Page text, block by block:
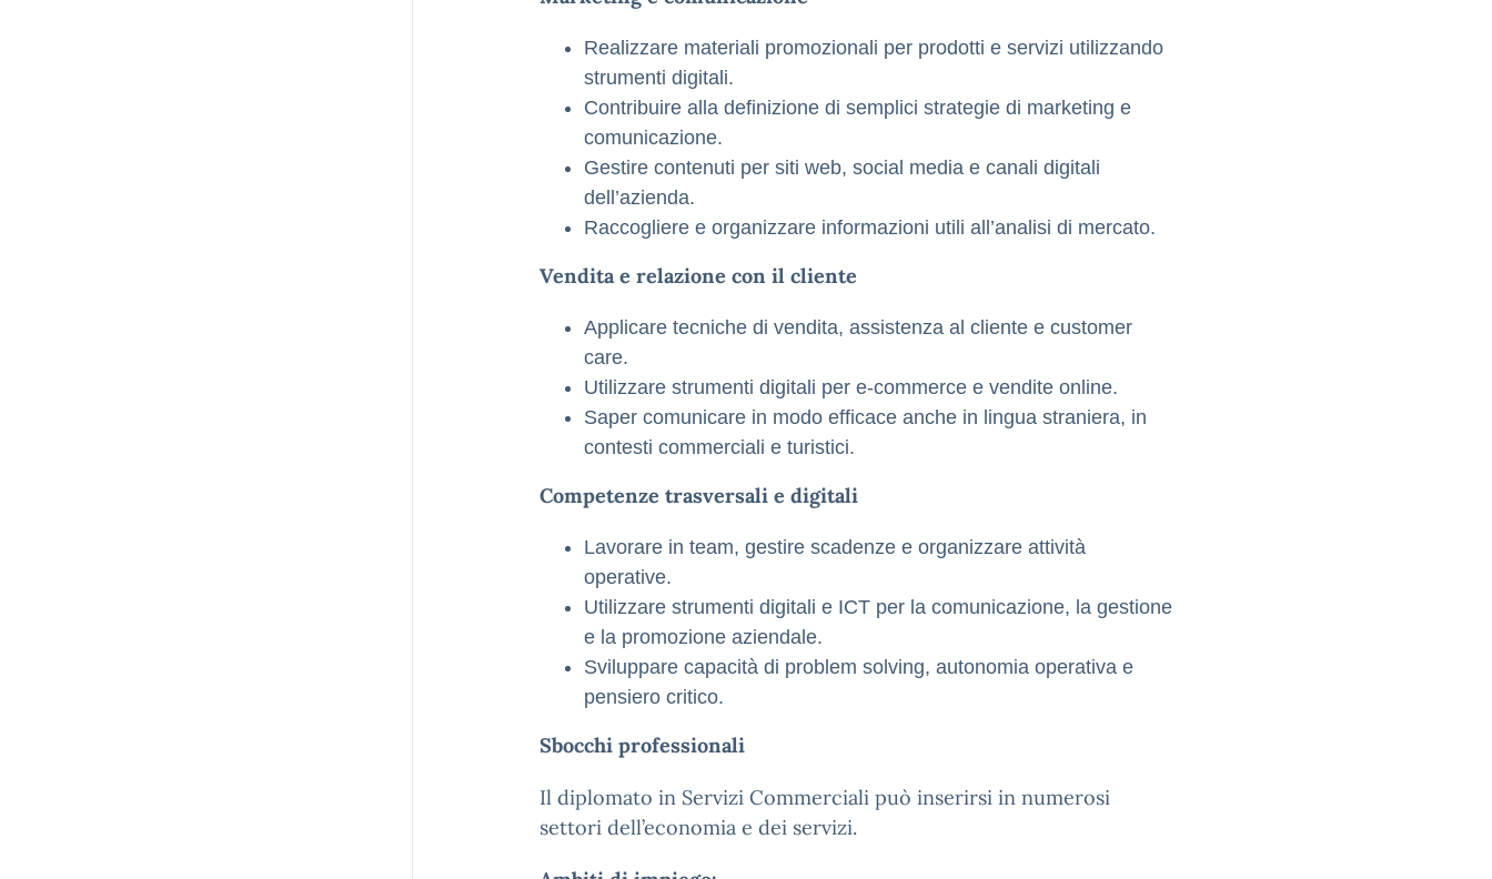
Realizzare materiali promozionali per prodotti e servizi utilizzando
strumenti digitali.
Contribuire alla definizione di semplici strategie di marketing e
comunicazione.
Gestire contenuti per siti web, social media e canali digitali
dell’azienda.
Raccogliere e organizzare informazioni utili all’analisi di mercato.
Vendita e relazione con il cliente
Applicare tecniche di vendita, assistenza al cliente e customer
care.
Utilizzare strumenti digitali per e-commerce e vendite online.
Saper comunicare in modo efficace anche in lingua straniera, in
contesti commerciali e turistici.
Competenze trasversali e digitali
Lavorare in team, gestire scadenze e organizzare attività
operative.
Utilizzare strumenti digitali e ICT per la comunicazione, la gestione
e la promozione aziendale.
Sviluppare capacità di problem solving, autonomia operativa e
pensiero critico.
Sbocchi professionali
Il diplomato in Servizi Commerciali può inserirsi in numerosi
settori dell’economia e dei servizi.